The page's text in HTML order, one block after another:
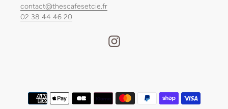
contact@thescafesetcie.fr
02 38 44 46 20
Instagram
Moyens
de